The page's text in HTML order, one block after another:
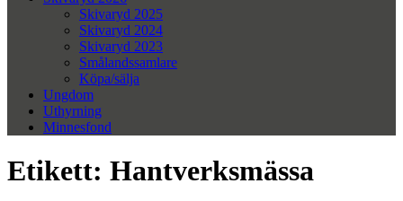
Skivaryd 2025
Skivaryd 2024
Skivaryd 2023
Smålandssamlare
Köpa/sälja
Ungdom
Uthyrning
Minnesfond
Etikett: Hantverksmässa